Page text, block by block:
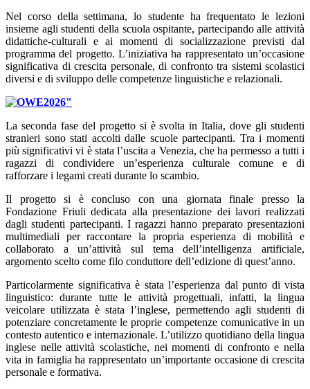
Nel corso della settimana, lo studente ha frequentato le lezioni
insieme agli studenti della scuola ospitante, partecipando alle attività
didattiche-culturali e ai momenti di socializzazione previsti dal
programma del progetto. L’iniziativa ha rappresentato un’occasione
significativa di crescita personale, di confronto tra sistemi scolastici
diversi e di sviluppo delle competenze linguistiche e relazionali.
La seconda fase del progetto si è svolta in Italia, dove gli studenti
stranieri sono stati accolti dalle scuole partecipanti. Tra i momenti
più significativi vi è stata l’uscita a Venezia, che ha permesso a tutti i
ragazzi di condividere un’esperienza culturale comune e di
rafforzare i legami creati durante lo scambio.
Il progetto si è concluso con una giornata finale presso la
Fondazione Friuli dedicata alla presentazione dei lavori realizzati
dagli studenti partecipanti. I ragazzi hanno preparato presentazioni
multimediali per raccontare la propria esperienza di mobilità e
collaborato a un’attività sul tema dell’intelligenza artificiale,
argomento scelto come filo conduttore dell’edizione di quest’anno.
Particolarmente significativa è stata l’esperienza dal punto di vista
linguistico: durante tutte le attività progettuali, infatti, la lingua
veicolare utilizzata è stata l’inglese, permettendo agli studenti di
potenziare concretamente le proprie competenze comunicative in un
contesto autentico e internazionale. L’utilizzo quotidiano della lingua
inglese nelle attività scolastiche, nei momenti di confronto e nella
vita in famiglia ha rappresentato un’importante occasione di crescita
personale e formativa.